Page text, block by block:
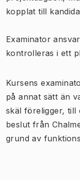
kopplat till
Examinator
kontrolleras i ett
Kursens
på annat sätt än
skäl föreligger, till
beslut från
grund av